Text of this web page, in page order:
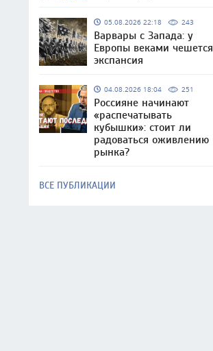
05.08.2026 22:18 243
Варвары с Запада: у
Европы веками чешется
экспансия
04.08.2026 18:04 251
Россияне начинают
«распечатывать
кубышки»: стоит ли
радоваться оживлению
рынка?
ВСЕ ПУБЛИКАЦИИ